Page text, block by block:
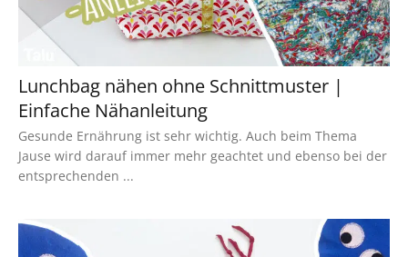
Lunchbag nähen ohne Schnittmuster |
Einfache Nähanleitung
Gesunde Ernährung ist sehr wichtig. Auch beim Thema
Jause wird darauf immer mehr geachtet und ebenso bei der
entsprechenden ...